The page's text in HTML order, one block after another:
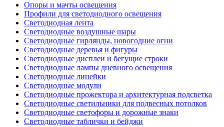
Опоры и мачты освещения
Профили для светодиодного освещения
Светодиодная лента
Светодиодные воздушные шары
Светодиодные гирлянды, новогодние огни
Светодиодные деревья и фигуры
Светодиодные дисплеи и бегущие строки
Светодиодные лампы дневного освещения
Светодиодные линейки
Светодиодные модули
Светодиодные прожектора и архитектурная подсветка
Светодиодные светильники для подвесных потолков
Светодиодные светофоры и дорожные знаки
Светодиодные таблички и бейджи